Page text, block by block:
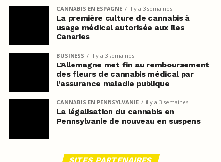
CANNABIS EN ESPAGNE il y a 3 semaines
La première culture de cannabis à
usage médical autorisée aux îles
Canaries
BUSINESS il y a 3 semaines
L’Allemagne met fin au remboursement
des fleurs de cannabis médical par
l’assurance maladie publique
CANNABIS EN PENNSYLVANIE il y a 3 semaines
La légalisation du cannabis en
Pennsylvanie de nouveau en suspens
SITES PARTENAIRES